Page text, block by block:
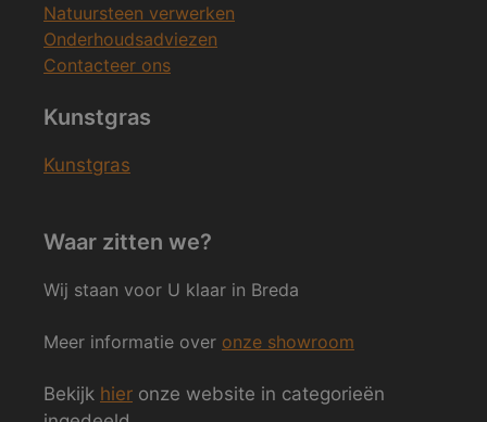
Natuursteen verwerken
Onderhoudsadviezen
Contacteer ons
Kunstgras
Kunstgras
Waar zitten we?
Wij staan voor U klaar in Breda
Meer informatie over onze showroom
Bekijk hier onze website in categorieën